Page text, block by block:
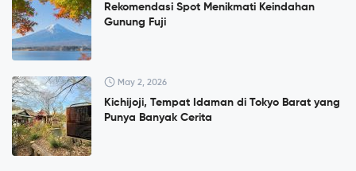
Rekomendasi Spot Menikmati Keindahan
Gunung Fuji
May 2, 2026
Kichijoji, Tempat Idaman di Tokyo Barat yang
Punya Banyak Cerita